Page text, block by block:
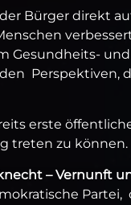
Bürger direkt
Gesundheits-
Perspektiven,
erste
treten zu können.
– Vernunft